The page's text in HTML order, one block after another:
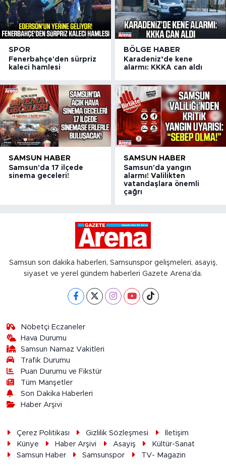
SPOR
Fenerbahçe'den sürpriz
kaleci hamlesi
BÖLGE HABER
Karadeniz’de kene
alarmı: KKKA can aldı
SAMSUN HABER
Samsun'da 17 ilçede
sinema geceleri!
SAMSUN HABER
Samsun'da yangın
alarmı! Valilikten
vatandaşlara önemli
çağrı
Samsun son dakika haberleri, Samsunspor gelişmeleri, asayiş,
siyaset ve yerel gündem haberleri Gazete Arena’da.
Nöbetçi Eczaneler
Hava Durumu
Samsun Namaz Vakitleri
Trafik Durumu
Puan Durumu ve Fikstür
Tüm Manşetler
Son Dakika Haberleri
Haber Arşivi
Çerez Politikası Gizlilik Sözleşmesi
İletişim
Künye
Haber Arşivi Asayiş
Kültür-Sanat
Samsun Haber
Samsunspor TV- Magazin